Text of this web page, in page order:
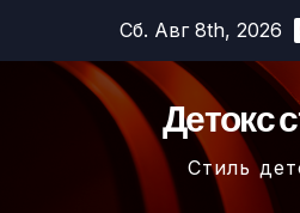
содержимому
Сб. Авг 8th, 2026
Детокс
Стиль